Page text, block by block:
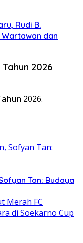
Rudi B.
dan
2026
2026.
Tan: Budaya